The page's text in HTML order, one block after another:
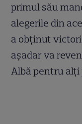
primul său
alegerile din
a obținut
așadar va
Albă pentru alți